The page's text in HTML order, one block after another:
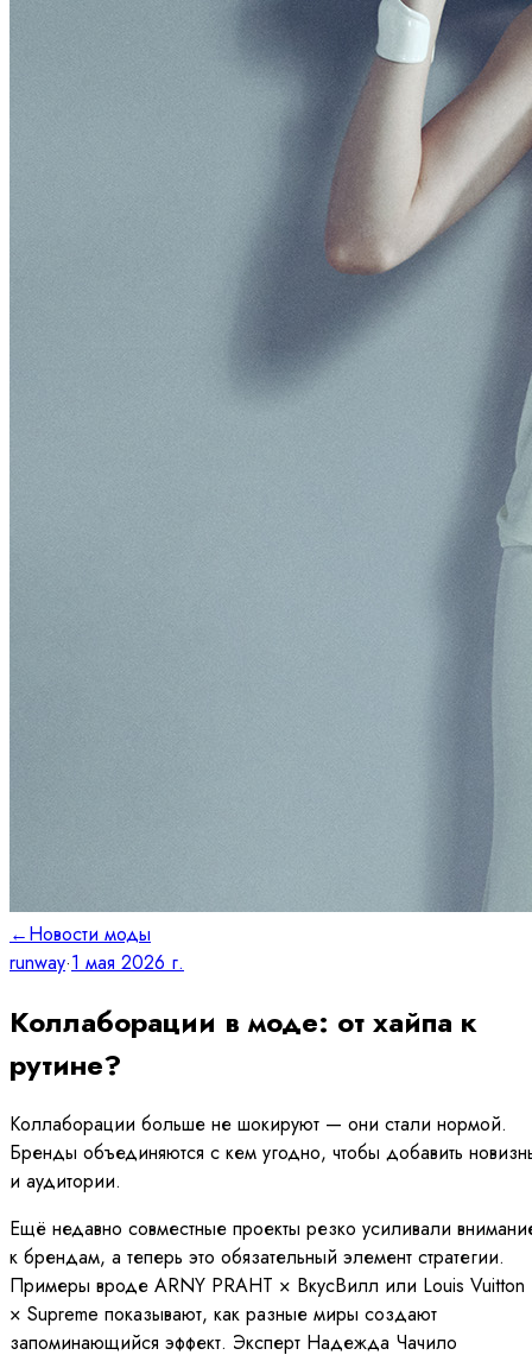
←Новости моды
runway·1 мая 2026 г.
Коллаборации в моде: от хайпа к
рутине?
Коллаборации больше не шокируют — они стали нормой.
Бренды объединяются с кем угодно, чтобы добавить
и аудитории.
Ещё недавно совместные проекты резко усиливали
к брендам, а теперь это обязательный элемент стратегии.
Примеры вроде ARNY PRAHT × ВкусВилл или Louis Vuitton
× Supreme показывают, как разные миры создают
запоминающийся эффект. Эксперт Надежда Чачило